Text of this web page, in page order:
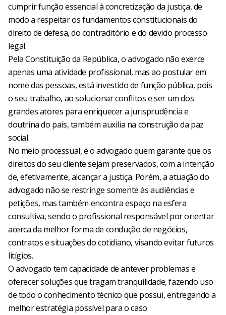
cumprir função essencial à concretização da justiça, de
modo a respeitar os fundamentos constitucionais do
direito de defesa, do contraditório e do devido processo
legal.
Pela Constituição da República, o advogado não exerce
apenas uma atividade profissional, mas ao postular em
nome das pessoas, está investido de função pública, pois
o seu trabalho, ao solucionar conflitos e ser um dos
grandes atores para enriquecer a jurisprudência e
doutrina do país, também auxilia na construção da paz
social.
No meio processual, é o advogado quem garante que os
direitos do seu cliente sejam preservados, com a intenção
de, efetivamente, alcançar a justiça. Porém, a atuação do
advogado não se restringe somente às audiências e
petições, mas também encontra espaço na esfera
consultiva, sendo o profissional responsável por orientar
acerca da melhor forma de condução de negócios,
contratos e situações do cotidiano, visando evitar futuros
litígios.
O advogado tem capacidade de antever problemas e
oferecer soluções que tragam tranquilidade, fazendo uso
de todo o conhecimento técnico que possui, entregando a
melhor estratégia possível para o caso.